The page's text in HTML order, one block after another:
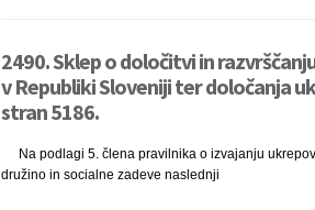
2490. Sklep o določitvi in
v Republiki Sloveniji ter določanja
stran 5186.
Na podlagi 5. člena pravilnika o izvajanju
družino in socialne zadeve naslednji